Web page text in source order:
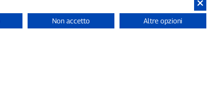
Non accetto Altre opzioni